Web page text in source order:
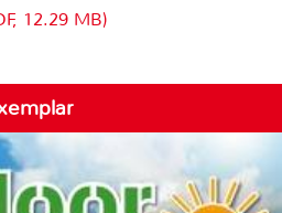
12.29 MB)